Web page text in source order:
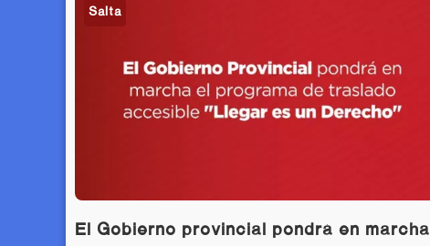
Salta
El Gobierno provincial pondrá en marcha